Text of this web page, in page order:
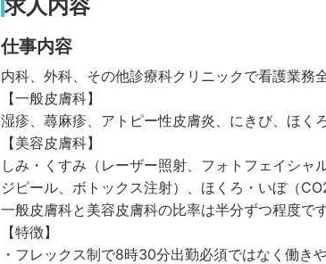
求人内容
仕事内容
内科、外科、その他診療科クリニックで看護業務
【一般皮膚科】
湿疹、蕁麻疹、アトピー性皮膚炎、にきび、ほく
【美容皮膚科】
しみ・くすみ（レーザー照射、フォトフェイシ
ジピール、ボトックス注射）、ほくろ・いぼ（
一般皮膚科と美容皮膚科の比率は半分ずつ程度です
【特徴】
・フレックス制で8時30分出勤必須ではなく働き